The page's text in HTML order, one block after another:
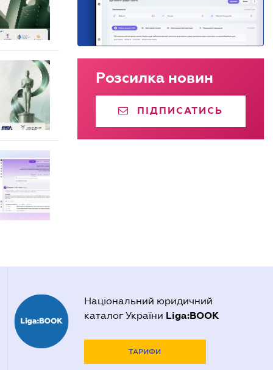
Розсилка новин
ПІДПИСАТИСЬ
Національний юридичний
каталог України Liga:BOOK
ТАРИФИ